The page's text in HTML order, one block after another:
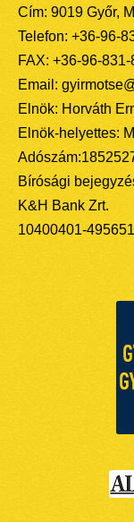
Cím: 9019 Győr,
Telefon: +36-96-
FAX: +36-96-831-
Email:
Elnök: Horváth
Elnök-helyettes:
Bírósági
K&H Bank Zrt.
10400401-